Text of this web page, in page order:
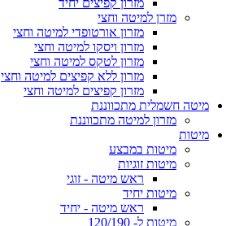
מזרון קפיצים יחיד
מזרן למיטה וחצי
מזרון אורטופדי למיטה וחצי
מזרון ויסקו למיטה וחצי
מזרון לטקס למיטה וחצי
מזרון ללא קפיצים למיטה וחצי
מזרון קפיצים למיטה וחצי
מיטה חשמלית מתכווננת
מזרון למיטה מתכווננת
מיטות
מיטות במבצע
מיטות זוגיות
ראש מיטה - זוגי
מיטות יחיד
ראש מיטה - יחיד
מיטות ל- 120/190